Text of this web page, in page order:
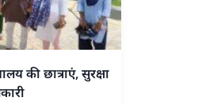
की छात्राएं, सुरक्षा